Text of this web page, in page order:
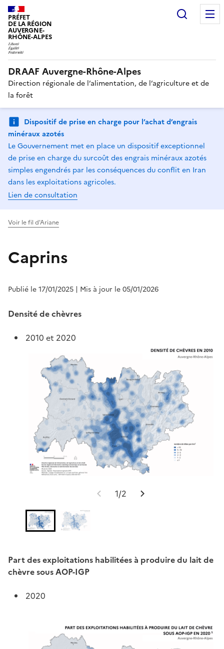
PRÉFET
DE LA RÉGION
AUVERGNE-
RHÔNE-ALPES
DRAAF Auvergne-Rhône-Alpes
Direction régionale de l’alimentation, de l’agriculture et de
la forêt
Dispositif de prise en charge pour l’achat d’engrais
minéraux azotés
Le Gouvernement met en place un dispositif exceptionnel
de prise en charge du surcoût des engrais minéraux azotés
simples engendrés par les conséquences du conflit en Iran
dans les exploitations agricoles.
Lien de consultation
Voir le fil d'Ariane
Caprins
Publié le 17/01/2025 | Mis à jour le 05/01/2026
Densité de chèvres
2010 et 2020
1/2
Part des exploitations habilitées à produire du lait de
chèvre sous AOP-IGP
2020